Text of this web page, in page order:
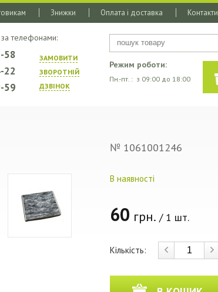
Знижки Оплата і доставка Контакти
Режим роботи:
Пн.-пт. : з 09:00 до 18:00
за телефонами:
ЗАМОВИТИ
ЗВОРОТНIЙ
ДЗВIНОК
58
22
59
№ 1061001246
В наявності
60 грн. / 1 шт.
Кількість: